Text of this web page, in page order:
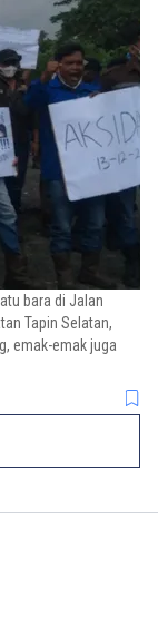
bara di Jalan
Tapin Selatan,
emak-emak juga